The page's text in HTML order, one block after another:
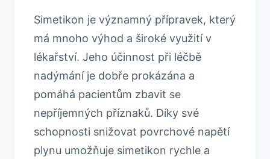
Simetikon je významný přípravek, který
má mnoho výhod a široké využití v
lékařství. Jeho účinnost při léčbě
nadýmání je dobře prokázána a
pomáhá pacientům zbavit se
nepříjemných příznaků. Díky své
schopnosti snižovat povrchové napětí
plynu umožňuje simetikon rychle a